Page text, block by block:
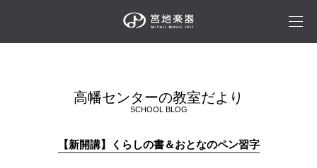
高幡センターの教室だより
SCHOOL BLOG
【新開講】くらしの書＆おとなのペン習字